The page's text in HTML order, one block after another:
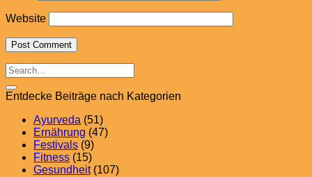
Website
Entdecke Beiträge nach Kategorien
Ayurveda (51)
Ernährung (47)
Festivals (9)
Fitness (15)
Gesundheit(107)